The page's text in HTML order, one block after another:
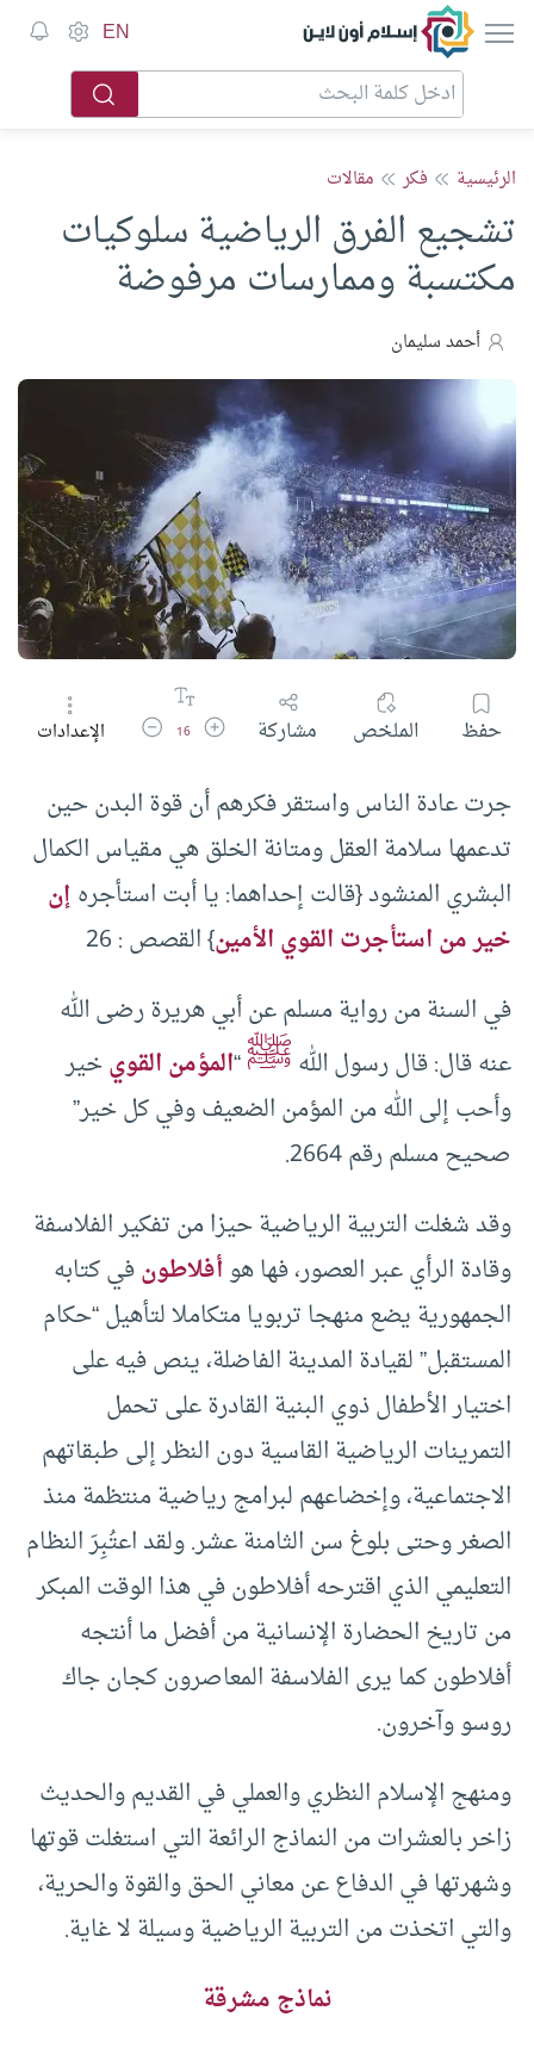
إسلام أون لاين EN
الرئيسية فكر مقالات
تشجيع الفرق الرياضية سلوكيات
مكتسبة وممارسات مرفوضة
أحمد سليمان
حفظ الملخص مشاركة زيادة حجم الخط
16 تقليل حجم الخط
الإعدادات
جرت عادة الناس واستقر فكرهم أن قوة البدن حين
تدعمها سلامة العقل ومتانة الخلق هي مقياس الكمال
البشري المنشود {قالت إحداهما: يا أبت استأجرهإن
خير من استأجرت القوي الأمين} القصص : 26
في السنة من رواية مسلم عن أبي هريرة رضى الله
عنه قال: قال رسول اللهﷺ“المؤمن القويخير
وأحب إلى الله من المؤمن الضعيف وفي كل خير”
صحيح مسلم رقم 2664.
وقد شغلت التربية الرياضية حيزا من تفكير الفلاسفة
وقادة الرأي عبر العصور، فها هوأفلاطونفي كتابه
الجمهورية يضع منهجا تربويا متكاملا لتأهيل “حكام
المستقبل” لقيادة المدينة الفاضلة، ينص فيه على
اختيار الأطفال ذوي البنية القادرة على تحمل
التمرينات الرياضية القاسية دون النظر إلى طبقاتهم
الاجتماعية، وإخضاعهم لبرامج رياضية منتظمة منذ
الصغر وحتى بلوغ سن الثامنة عشر. ولقد اعتُبِرَ النظام
التعليمي الذي اقترحه أفلاطون في هذا الوقت المبكر
من تاريخ الحضارة الإنسانية من أفضل ما أنتجه
أفلاطون كما يرى الفلاسفة المعاصرون كجان جاك
روسو وآخرون.
ومنهج الإسلام النظري والعملي في القديم والحديث
زاخر بالعشرات من النماذج الرائعة التي استغلت قوتها
وشهرتها في الدفاع عن معاني الحق والقوة والحرية،
والتي اتخذت من التربية الرياضية وسيلة لا غاية.
نماذج مشرقة